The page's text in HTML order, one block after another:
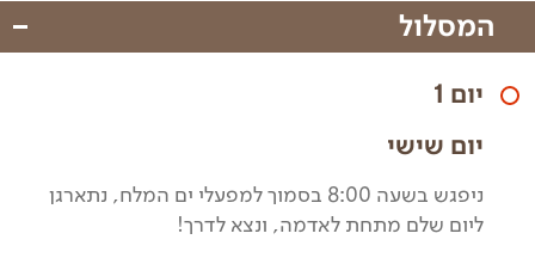
המסלול
יום 1
יום שישי
ניפגש בשעה 8:00 בסמוך למפעלי ים המלח, נתארגן
ליום שלם מתחת לאדמה, ונצא לדרך!